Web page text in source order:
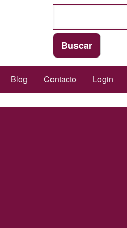
Blog Contacto Login